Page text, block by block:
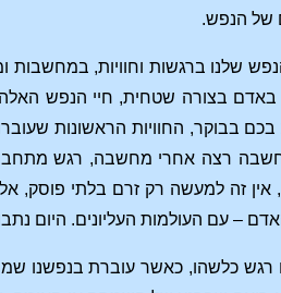
של הנפש.
שלנו ברגשות וחוויות, במחשבות
באדם בצורה שטחית, חיי הנפש
בכם בבוקר, החוויות הראשונות
רצה אחרי מחשבה, רגש מתחבר
אין זה למעשה רק זרם בלתי פוסק,
– עם העולמות העליונים. היום
רגש כלשהו, כאשר עוברת בנפשנו